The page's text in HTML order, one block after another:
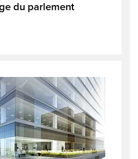
du parlement